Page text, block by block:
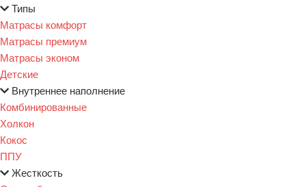
Типы
Матрасы комфорт
Матрасы премиум
Матрасы эконом
Детские
Внутреннее наполнение
Комбинированные
Холкон
Кокос
ППУ
Жесткость